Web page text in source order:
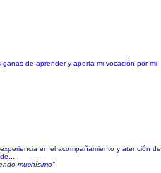
de aprender y aporta mi vocación por mi
en el acompañamiento y atención de
muchísimo"